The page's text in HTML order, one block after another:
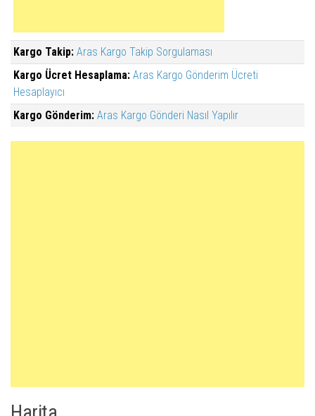
Kargo Takip: Aras Kargo Takip Sorgulaması
Kargo Ücret Hesaplama: Aras Kargo Gönderim Ücreti
Hesaplayıcı
Kargo Gönderim: Aras Kargo Gönderi Nasıl Yapılır